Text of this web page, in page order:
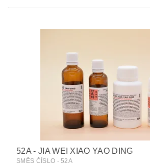
52A - JIA WEI XIAO YAO DING
SMĚS ČÍSLO - 52A